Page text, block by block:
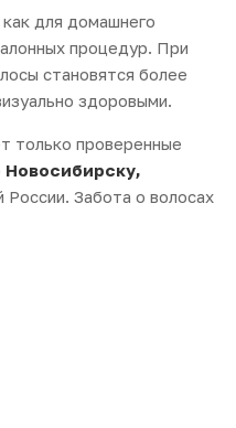
для домашнего
процедур. При
становятся более
здоровыми.
только проверенные
Новосибирску,
России. Забота о волосах